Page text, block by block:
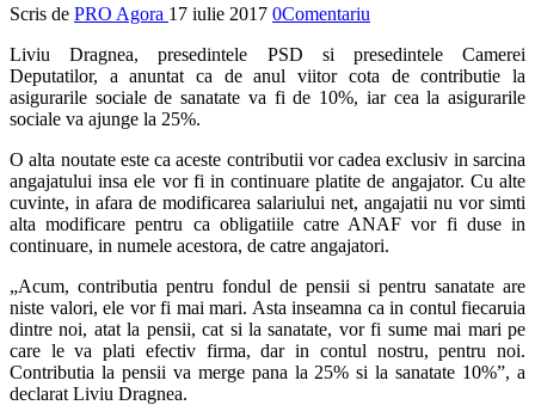
Scris de PRO Agora 17 iulie 2017 0Comentariu
Liviu Dragnea, presedintele PSD si presedintele Camerei
Deputatilor, a anuntat ca de anul viitor cota de contributie la
asigurarile sociale de sanatate va fi de 10%, iar cea la asigurarile
sociale va ajunge la 25%.
O alta noutate este ca aceste contributii vor cadea exclusiv in sarcina
angajatului insa ele vor fi in continuare platite de angajator. Cu alte
cuvinte, in afara de modificarea salariului net, angajatii nu vor simti
alta modificare pentru ca obligatiile catre ANAF vor fi duse in
continuare, in numele acestora, de catre angajatori.
„Acum, contributia pentru fondul de pensii si pentru sanatate are
niste valori, ele vor fi mai mari. Asta inseamna ca in contul fiecaruia
dintre noi, atat la pensii, cat si la sanatate, vor fi sume mai mari pe
care le va plati efectiv firma, dar in contul nostru, pentru noi.
Contributia la pensii va merge pana la 25% si la sanatate 10%”, a
declarat Liviu Dragnea.